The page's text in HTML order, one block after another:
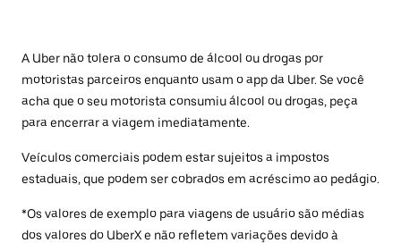
A Uber não tolera o consumo de álcool ou drogas por
motoristas parceiros enquanto usam o app da Uber. Se você
acha que o seu motorista consumiu álcool ou drogas, peça
para encerrar a viagem imediatamente.
Veículos comerciais podem estar sujeitos a impostos
estaduais, que podem ser cobrados em acréscimo ao pedágio.
*Os valores de exemplo para viagens de usuário são médias
dos valores do UberX e não refletem variações devido à